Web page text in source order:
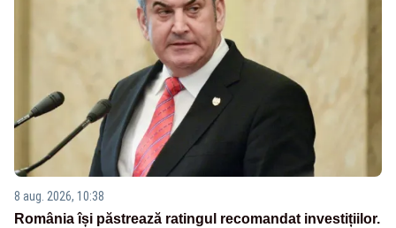
8 aug. 2026, 10:38
România își păstrează ratingul recomandat investițiilor.